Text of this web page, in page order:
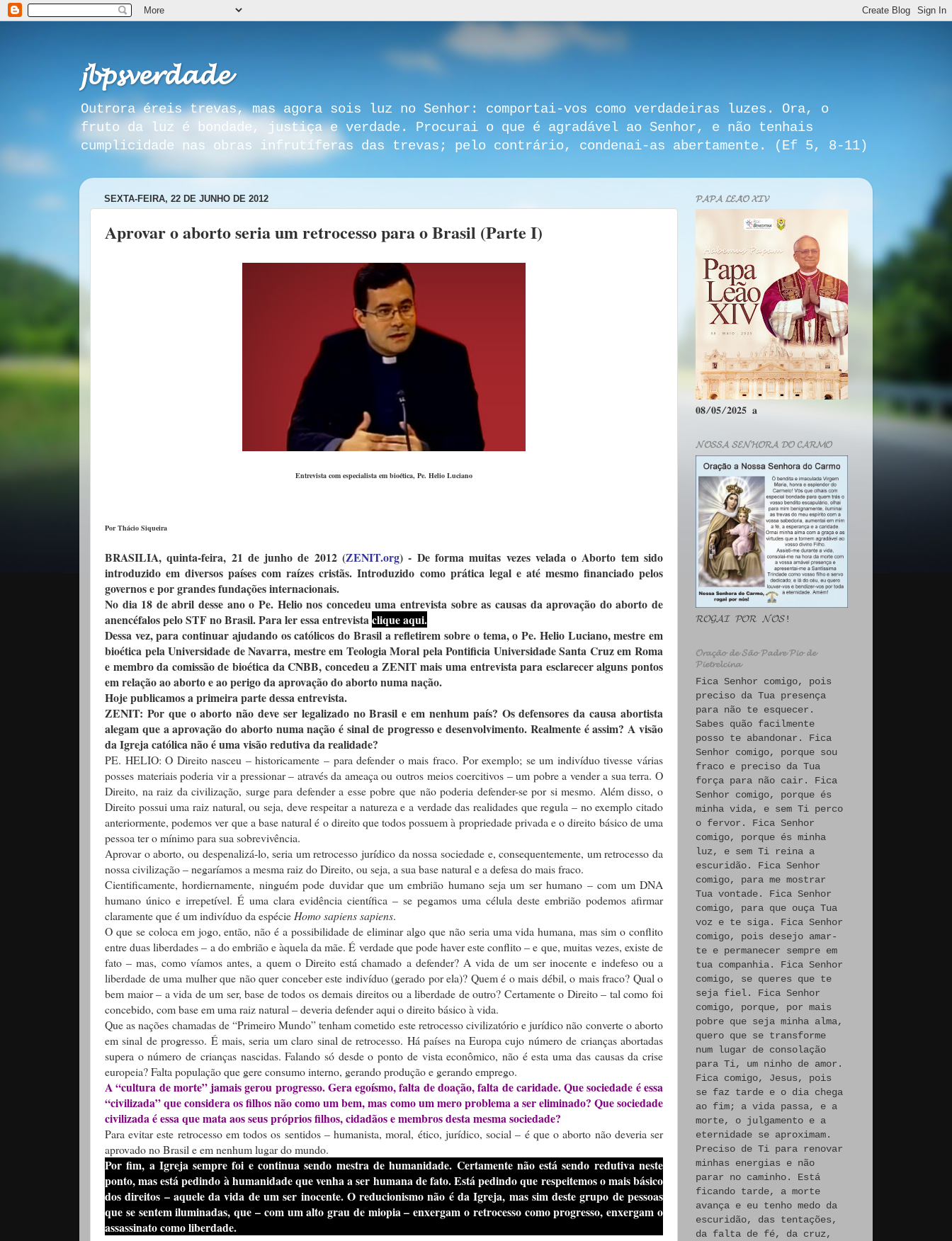
𝓳𝓫𝓹𝓼𝓿𝓮𝓻𝓭𝓪𝓭𝓮
Outrora éreis trevas, mas agora sois luz no Senhor: comportai-vos como verdadeiras luzes. Ora, o
fruto da luz é bondade, justiça e verdade. Procurai o que é agradável ao Senhor, e não tenhais
cumplicidade nas obras infrutíferas das trevas; pelo contrário, condenai-as abertamente. (Ef 5, 8-11)
SEXTA-FEIRA, 22 DE JUNHO DE 2012
Aprovar o aborto seria um retrocesso para o Brasil (Parte I)
Entrevista com especialista em bioética, Pe. Helio Luciano
Por Thácio Siqueira
BRASILIA, quinta-feira, 21 de junho de 2012 (ZENIT.org) - De forma muitas vezes velada o Aborto tem sido
introduzido em diversos países com raízes cristãs. Introduzido como prática legal e até mesmo financiado pelos
governos e por grandes fundações internacionais.
No dia 18 de abril desse ano o Pe. Helio nos concedeu uma entrevista sobre as causas da aprovação do aborto de
anencéfalos pelo STF no Brasil. Para ler essa entrevistaclique aqui.
Dessa vez, para continuar ajudando os católicos do Brasil a refletirem sobre o tema, o Pe. Helio Luciano, mestre em
bioética pela Universidade de Navarra, mestre em Teologia Moral pela Pontificia Universidade Santa Cruz em Roma
e membro da comissão de bioética da CNBB, concedeu a ZENIT mais uma entrevista para esclarecer alguns pontos
em relação ao aborto e ao perigo da aprovação do aborto numa nação.
Hoje publicamos a primeira parte dessa entrevista.
ZENIT: Por que o aborto não deve ser legalizado no Brasil e em nenhum país? Os defensores da causa abortista
alegam que a aprovação do aborto numa nação é sinal de progresso e desenvolvimento. Realmente é assim? A visão
da Igreja católica não é uma visão redutiva da realidade?
PE. HELIO: O Direito nasceu – historicamente – para defender o mais fraco. Por exemplo; se um indivíduo tivesse várias
posses materiais poderia vir a pressionar – através da ameaça ou outros meios coercitivos – um pobre a vender a sua terra. O
Direito, na raiz da civilização, surge para defender a esse pobre que não poderia defender-se por si mesmo. Além disso, o
Direito possui uma raiz natural, ou seja, deve respeitar a natureza e a verdade das realidades que regula – no exemplo citado
anteriormente, podemos ver que a base natural é o direito que todos possuem à propriedade privada e o direito básico de uma
pessoa ter o mínimo para sua sobrevivência.
Aprovar o aborto, ou despenalizá-lo, seria um retrocesso jurídico da nossa sociedade e, consequentemente, um retrocesso da
nossa civilização – negaríamos a mesma raiz do Direito, ou seja, a sua base natural e a defesa do mais fraco.
Cientificamente, hordiernamente, ninguém pode duvidar que um embrião humano seja um ser humano – com um DNA
humano único e irrepetível. É uma clara evidência científica – se pegamos uma célula deste embrião podemos afirmar
claramente que é um indivíduo da espécie Homo sapiens sapiens.
O que se coloca em jogo, então, não é a possibilidade de eliminar algo que não seria uma vida humana, mas sim o conflito
entre duas liberdades – a do embrião e àquela da mãe. É verdade que pode haver este conflito – e que, muitas vezes, existe de
fato – mas, como víamos antes, a quem o Direito está chamado a defender? A vida de um ser inocente e indefeso ou a
liberdade de uma mulher que não quer conceber este indivíduo (gerado por ela)? Quem é o mais débil, o mais fraco? Qual o
bem maior – a vida de um ser, base de todos os demais direitos ou a liberdade de outro? Certamente o Direito – tal como foi
concebido, com base em uma raiz natural – deveria defender aqui o direito básico à vida.
Que as nações chamadas de “Primeiro Mundo” tenham cometido este retrocesso civilizatório e jurídico não converte o aborto
em sinal de progresso. É mais, seria um claro sinal de retrocesso. Há países na Europa cujo número de crianças abortadas
supera o número de crianças nascidas. Falando só desde o ponto de vista econômico, não é esta uma das causas da crise
europeia? Falta população que gere consumo interno, gerando produção e gerando emprego.
A “cultura de morte” jamais gerou progresso. Gera egoísmo, falta de doação, falta de caridade. Que sociedade é essa
“civilizada” que considera os filhos não como um bem, mas como um mero problema a ser eliminado? Que sociedade
civilizada é essa que mata aos seus próprios filhos, cidadãos e membros desta mesma sociedade?
Para evitar este retrocesso em todos os sentidos – humanista, moral, ético, jurídico, social – é que o aborto não deveria ser
aprovado no Brasil e em nenhum lugar do mundo.
Por fim, a Igreja sempre foi e continua sendo mestra de humanidade. Certamente não está sendo redutiva neste
ponto, mas está pedindo à humanidade que venha a ser humana de fato. Está pedindo que respeitemos o mais básico
dos direitos – aquele da vida de um ser inocente. O reducionismo não é da Igreja, mas sim deste grupo de pessoas
que se sentem iluminadas, que – com um alto grau de miopia – enxergam o retrocesso como progresso, enxergam o
assassinato como liberdade.
𝓟𝓐𝓟𝓐 𝓛𝓔𝓐̃𝓞 𝓧𝓘𝓥
𝟎𝟖/𝟎𝟓/𝟐𝟎𝟐𝟓 𝐚
𝓝𝓞𝓢𝓢𝓐 𝓢𝓔𝓝𝓗𝓞𝓡𝓐 𝓓𝓞 𝓒𝓐𝓡𝓜𝓞
𝓡𝓞𝓖𝓐𝓘 𝓟𝓞𝓡 𝓝𝓞́𝓢!
𝓞𝓻𝓪𝓬̧𝓪̃𝓸 𝓭𝓮 𝓢𝓪̃𝓸 𝓟𝓪𝓭𝓻𝓮 𝓟𝓲𝓸 𝓭𝓮
𝓟𝓲𝓮𝓽𝓻𝓮𝓵𝓬𝓲𝓷𝓪
Fica Senhor comigo, pois
preciso da Tua presença
para não te esquecer.
Sabes quão facilmente
posso te abandonar. Fica
Senhor comigo, porque sou
fraco e preciso da Tua
força para não cair. Fica
Senhor comigo, porque és
minha vida, e sem Ti perco
o fervor. Fica Senhor
comigo, porque és minha
luz, e sem Ti reina a
escuridão. Fica Senhor
comigo, para me mostrar
Tua vontade. Fica Senhor
comigo, para que ouça Tua
voz e te siga. Fica Senhor
comigo, pois desejo amar-
te e permanecer sempre em
tua companhia. Fica Senhor
comigo, se queres que te
seja fiel. Fica Senhor
comigo, porque, por mais
pobre que seja minha alma,
quero que se transforme
num lugar de consolação
para Ti, um ninho de amor.
Fica comigo, Jesus, pois
se faz tarde e o dia chega
ao fim; a vida passa, e a
morte, o julgamento e a
eternidade se aproximam.
Preciso de Ti para renovar
minhas energias e não
parar no caminho. Está
ficando tarde, a morte
avança e eu tenho medo da
escuridão, das tentações,
da falta de fé, da cruz,